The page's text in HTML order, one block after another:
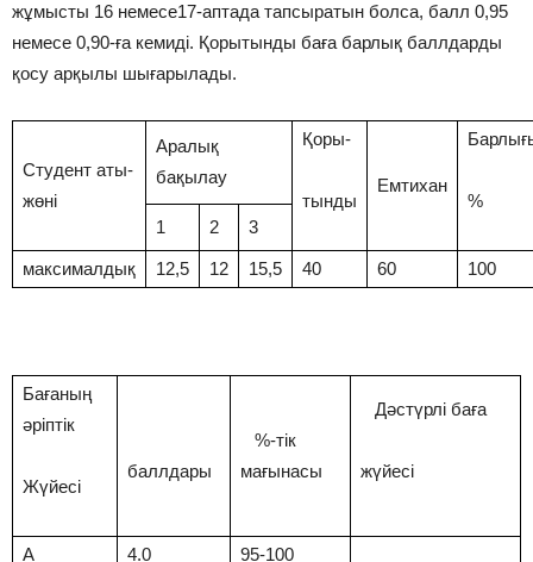
жұмысты 16 немесе17-аптада тапсыратын болса, балл 0,95
немесе 0,90-ға кемиді. Қорытынды баға барлық баллдарды
қосу арқылы шығарылады.
Студент аты-
жөні
Аралық
бақылау
Қоры-
тынды
Емтихан
%
1
2 3
максималдық 12,5 12 15,5 40 60 100
Бағаның
әріптік
Жүйесі
баллдары
%-тік
мағынасы
Дәстүрлі баға
жүйесі
А 4.0
95-100